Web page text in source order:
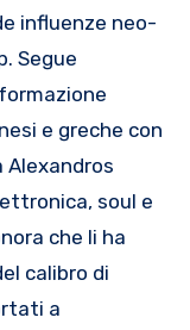
influenze neo-
Segue
e greche con
Alexandros
soul e
che li ha
calibro di
a